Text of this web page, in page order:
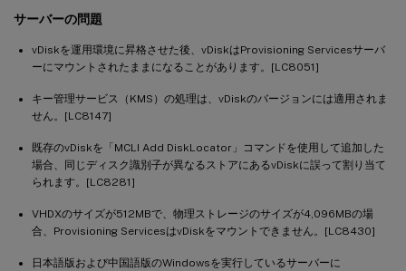
サーバーの問題
vDiskを運用環境に昇格させた後、vDiskはProvisioning Servicesサーバ
ーにマウントされたままになることがあります。[LC8051]
キー管理サービス（KMS）の処理は、vDiskのバージョンには適用されま
せん。[LC8147]
既存のvDiskを「MCLI Add DiskLocator」コマンドを使用して追加した
場合、同じディスク識別子が異なるストアにあるvDiskに誤って割り当て
られます。[LC8281]
VHDXのサイズが512MBで、物理ストレージのサイズが4,096MBの場
合、Provisioning ServicesはvDiskをマウントできません。[LC8430]
日本語版および中国語版のWindowsを実行しているサーバーに